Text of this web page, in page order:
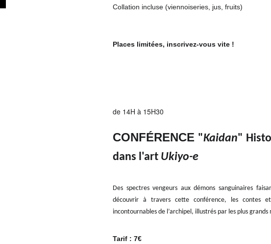
Collation incluse (viennoiseries, jus, fruits)
Places limitées, inscrivez-vous vite !
de 14H à 15H30
CONFÉRENCE "Kaidan"
dans l'art Ukiyo-e
Des spectres vengeurs aux démons sanguinaires
découvrir à travers cette conférence, les contes
incontournables de l’archipel, illustrés par les plus
Tarif : 7€